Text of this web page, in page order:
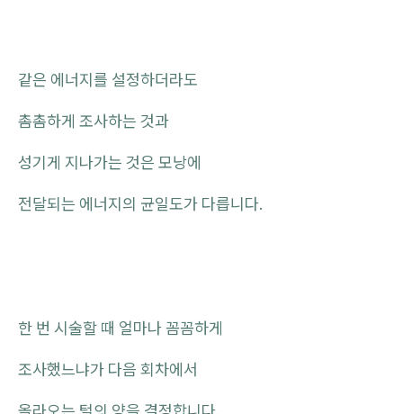
같은 에너지를 설정하더라도
촘촘하게 조사하는 것과
성기게 지나가는 것은 모낭에
전달되는 에너지의 균일도가 다릅니다.
한 번 시술할 때 얼마나 꼼꼼하게
조사했느냐가 다음 회차에서